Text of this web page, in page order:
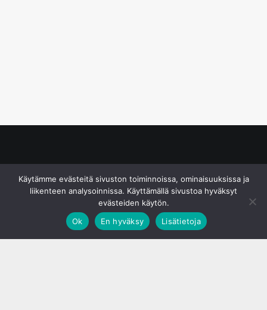
Käytämme evästeitä sivuston toiminnoissa, ominaisuuksissa ja
liikenteen analysoinnissa. Käyttämällä sivustoa hyväksyt
evästeiden käytön.
Ok
En hyväksy Lisätietoja